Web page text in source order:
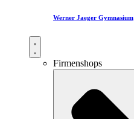
Werner Jaeger Gymnasium
Firmenshops